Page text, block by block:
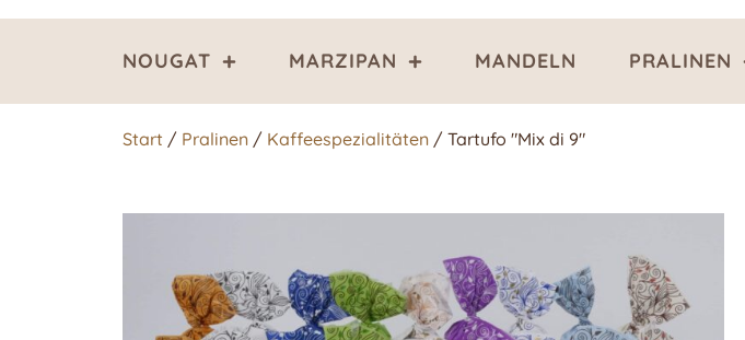
NOUGAT MARZIPAN MANDELN PRALINEN
Start / Pralinen / Kaffeespezialitäten / Tartufo "Mix di 9"